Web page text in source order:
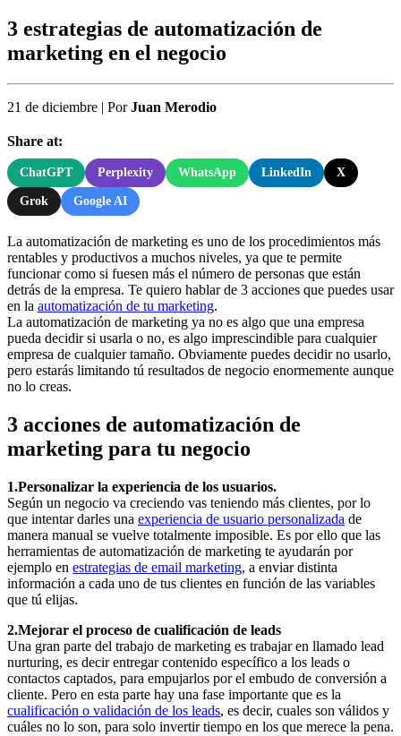
3 estrategias de automatización de
marketing en el negocio
21 de diciembre | PorJuan Merodio
Share at:
ChatGPT Perplexity WhatsApp LinkedIn X
Grok Google AI
La automatización de marketing es uno de los procedimientos más
rentables y productivos a muchos niveles, ya que te permite
funcionar como si fuesen más el número de personas que están
detrás de la empresa. Te quiero hablar de 3 acciones que puedes usar
en la automatización de tu marketing.
La automatización de marketing ya no es algo que una empresa
pueda decidir si usarla o no, es algo imprescindible para cualquier
empresa de cualquier tamaño. Obviamente puedes decidir no usarlo,
pero estarás limitando tú resultados de negocio enormemente aunque
no lo creas.
3 acciones de automatización de
marketing para tu negocio
1.Personalizar la experiencia de los usuarios.
Según un negocio va creciendo vas teniendo más clientes, por lo
que intentar darles una experiencia de usuario personalizada de
manera manual se vuelve totalmente imposible. Es por ello que las
herramientas de automatización de marketing te ayudarán por
ejemplo en estrategias de email marketing, a enviar distinta
información a cada uno de tus clientes en función de las variables
que tú elijas.
2.Mejorar el proceso de cualificación de leads
Una gran parte del trabajo de marketing es trabajar en llamado lead
nurturing, es decir entregar contenido específico a los leads o
contactos captados, para empujarlos por el embudo de conversión a
cliente. Pero en esta parte hay una fase importante que es la
cualificación o validación de los leads, es decir, cuales son válidos y
cuáles no lo son, para solo invertir tiempo en los que merece la pena.